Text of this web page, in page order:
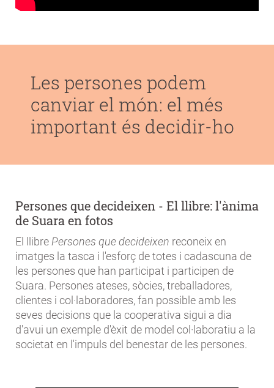
Les persones podem
canviar el món: el més
important és decidir-ho
Persones que decideixen - El llibre: l'ànima
de Suara en fotos
El llibrePersones que decideixen reconeix en
imatges la tasca i l'esforç de totes i cadascuna de
les persones que han participat i participen de
Suara. Persones ateses, sòcies, treballadores,
clientes i col·laboradores, fan possible amb les
seves decisions que la cooperativa sigui a dia
d'avui un exemple d'èxit de model col·laboratiu a la
societat en l'impuls del benestar de les persones.